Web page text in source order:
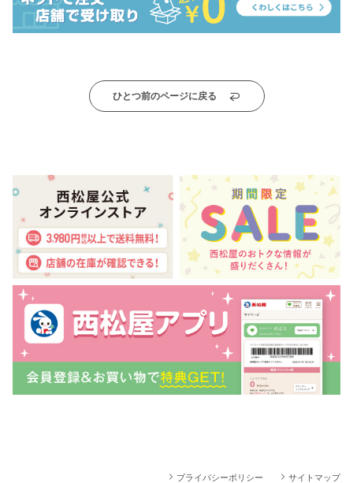
ひとつ前のページに戻る
プライバシーポリシー サイトマップ